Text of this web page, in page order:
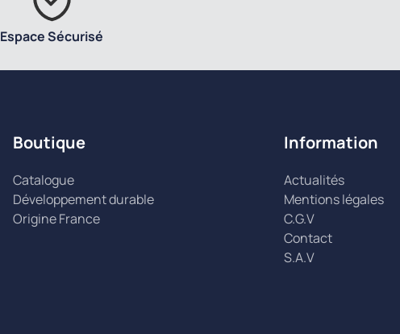
Espace Sécurisé
Boutique
Catalogue
Développement durable
Origine France
Information
Actualités
Mentions légales
C.G.V
Contact
S.A.V